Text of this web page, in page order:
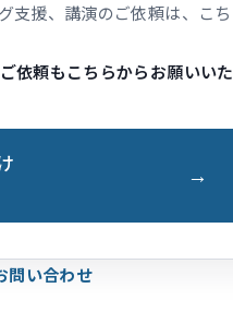
支援、講演のご依頼は、こち
依頼もこちらからお願いいた
問い合わせ